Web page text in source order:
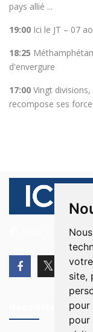
site,
pour
pour
pays allié ...
19:00 Ici le JT – 07
18:25
d'envergure
17:00 Vingt
recompose ses
© 2026 Ici